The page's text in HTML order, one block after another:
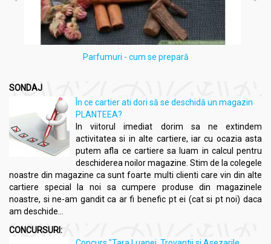
dezactivată, pulbere: 160mg;
capsulă tare de gelatină.
Nu conține:lactoza, gluten, soia, stearat de magneziu,
Ingrediente proveniență:UE
Fabricat în:România
Produs notificat de:Serviciul Național pentru Plante Medicinale,
Aromatice și Produse ale Stupului,
Notificare nr.: AA 9631 / 30.06.2016.
Informatii nutritionale
Pachet Fier natural 60+30cps - DVR PHARM
*Doza zilnică recomandată aduce:
Fier, reprezentând 34-103% VNR (Valori Nutriționale de
Referință).
Parfumuri - cum se prepară
SONDAJ
În ce cartier ati dori să se deschidă un magazin
PLANTEEA?
In viitorul imediat dorim sa ne extindem
activitatea si in alte cartiere, iar cu ocazia asta
putem afla ce cartiere sa luam in calcul pentru
deschiderea noilor magazine. Stim de la colegele
noastre din magazine ca sunt foarte multi clienti care vin din alte
cartiere special la noi sa cumpere produse din magazinele
noastre, si ne-am gandit ca ar fi benefic pt ei (cat si pt noi) daca
am deschide...
CONCURSURI: